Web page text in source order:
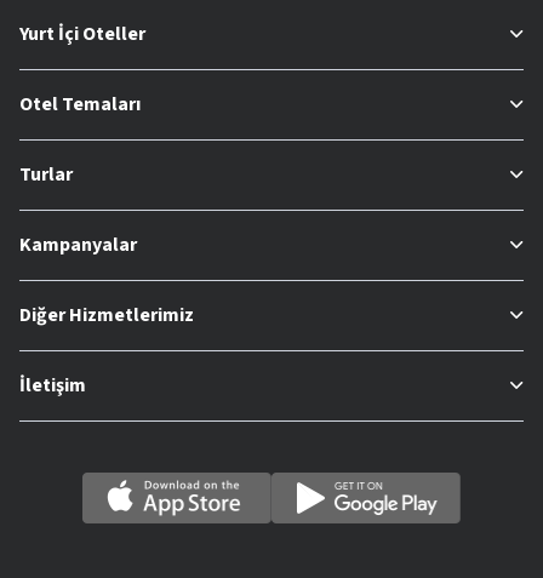
Yurt İçi Oteller
Otel Temaları
Turlar
Kampanyalar
Diğer Hizmetlerimiz
İletişim